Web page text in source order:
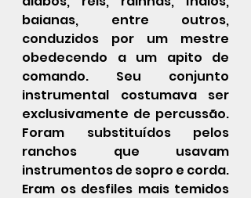
baianas, entre outros,
conduzidos por um mestre
obedecendo a um apito de
comando. Seu conjunto
instrumental costumava ser
exclusivamente de percussão.
Foram substituídos pelos
ranchos que usavam
instrumentos de sopro e corda.
Eram os desfiles mais temidos